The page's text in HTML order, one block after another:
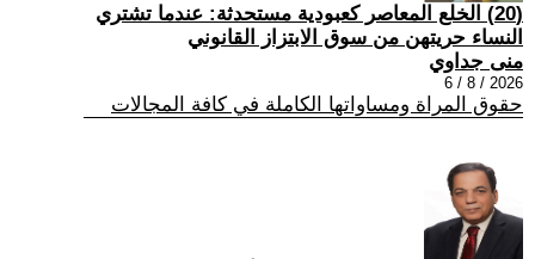
(20) الخلع المعاصر كعبودية مستحدثة: عندما تشتري
النساء حريتهن من سوق الابتزاز القانوني
منى جداوي
2026 / 8 / 6
حقوق المراة ومساواتها الكاملة في كافة المجالات